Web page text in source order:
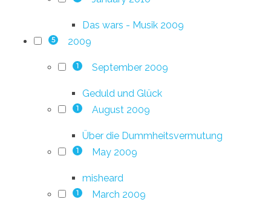
Das wars - Musik 2009
5 2009
1 September 2009
Geduld und Glück
1 August 2009
Über die Dummheitsvermutung
1 May 2009
misheard
1 March 2009